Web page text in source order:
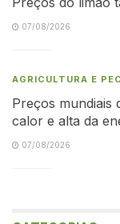
07/08/2026
AGRICULTURA E
Preços mundiais
calor e alta da
07/08/2026